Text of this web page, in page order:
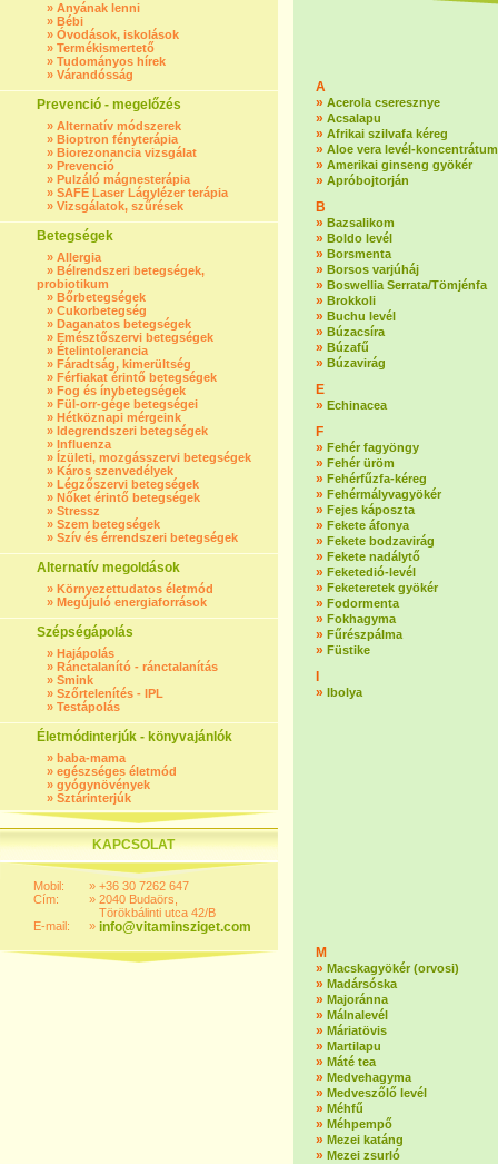
» Anyának lenni
» Bébi
» Óvodások, iskolások
» Termékismertető
» Tudományos hírek
» Várandósság
Prevenció - megelőzés
» Alternatív módszerek
» Bioptron fényterápia
» Biorezonancia vizsgálat
» Prevenció
» Pulzáló mágnesterápia
» SAFE Laser Lágylézer terápia
» Vizsgálatok, szűrések
Betegségek
» Allergia
» Bélrendszeri betegségek,
probiotikum
» Bőrbetegségek
» Cukorbetegség
» Daganatos betegségek
» Emésztőszervi betegségek
» Ételintolerancia
» Fáradtság, kimerültség
» Férfiakat érintő betegségek
» Fog és ínybetegségek
» Fül-orr-gége betegségei
» Hétköznapi mérgeink
» Idegrendszeri betegségek
» Influenza
» Ízületi, mozgásszervi betegségek
» Káros szenvedélyek
» Légzőszervi betegségek
» Nőket érintő betegségek
» Stressz
» Szem betegségek
» Szív és érrendszeri betegségek
Alternatív megoldások
» Környezettudatos életmód
» Megújuló energiaforrások
Szépségápolás
» Hajápolás
» Ránctalanító - ránctalanítás
» Smink
» Szőrtelenítés - IPL
» Testápolás
Életmódinterjúk - könyvajánlók
» baba-mama
» egészséges életmód
» gyógynövények
» Sztárinterjúk
KAPCSOLAT
Mobil:
Cím:
E-mail:
»
»
»
+36 30 7262 647
2040 Budaörs,
Törökbálinti utca 42/B
info@vitaminsziget.com
A
» Acerola cseresznye
» Acsalapu
» Afrikai szilvafa kéreg
» Aloe vera levél-koncentrátum
» Amerikai ginseng gyökér
» Apróbojtorján
B
» Bazsalikom
» Boldo levél
» Borsmenta
» Borsos varjúháj
» Boswellia Serrata/Tömjénfa
» Brokkoli
» Buchu levél
» Búzacsíra
» Búzafű
» Búzavirág
E
» Echinacea
F
» Fehér fagyöngy
» Fehér üröm
» Fehérfűzfa-kéreg
» Fehérmályvagyökér
» Fejes káposzta
» Fekete áfonya
» Fekete bodzavirág
» Fekete nadálytő
» Feketedió-levél
» Feketeretek gyökér
» Fodormenta
» Fokhagyma
» Fűrészpálma
» Füstike
» Ibolya
M
» Macskagyökér (orvosi)
» Madársóska
» Majoránna
» Málnalevél
» Máriatövis
» Martilapu
» Máté tea
» Medvehagyma
» Medveszőlő levél
» Méhfű
» Méhpempő
» Mezei katáng
» Mezei zsurló